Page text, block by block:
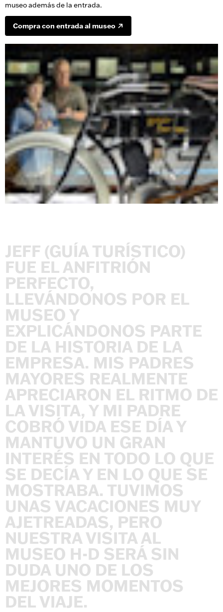
museo además de la entrada.
Compra con entrada al museo
JEFF (GUÍA TURÍSTICO)
FUE ELANFITRIÓN
PERFECTO,
LLEVÁNDONOS POR EL
MUSEO Y
EXPLICÁNDONOS PARTE
DE LA HISTORIA DE LA
EMPRESA. MIS PADRES
MAYORES REALMENTE
APRECIARON EL RITMO DE
LAVISITA, Y MI PADRE
COBRÓ VIDA ESE DÍAY
MANTUVO UN GRAN
INTERÉS EN TODO LO QUE
SE DECÍAY EN LO QUE SE
MOSTRABA. TUVIMOS
UNAS VACACIONES MUY
AJETREADAS, PERO
NUESTRAVISITAAL
MUSEO H-D SERÁ SIN
DUDA UNO DE LOS
MEJORES MOMENTOS
DELVIAJE.